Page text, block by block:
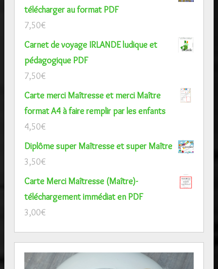
télécharger au format PDF
7,50€
Carnet de voyage IRLANDE ludique et
pédagogique PDF
7,50€
Carte merci Maîtresse et merci Maître
format A4 à faire remplir par les enfants
4,50€
Diplôme super Maîtresse et super Maître
3,50€
Carte Merci Maîtresse (Maître)-
téléchargement immédiat en PDF
3,00€